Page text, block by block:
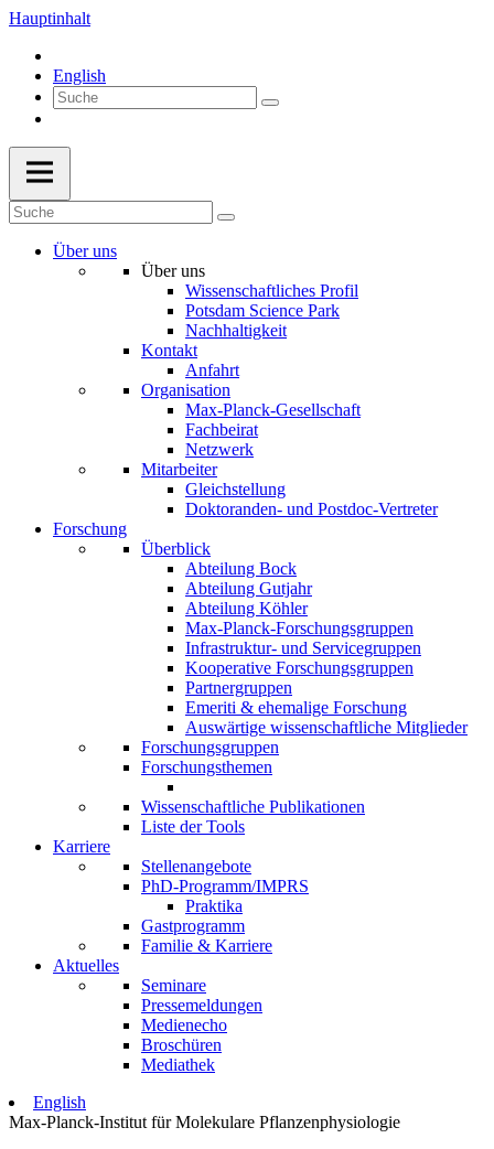
Hauptinhalt
English
Über uns
Über uns
Wissenschaftliches Profil
Potsdam Science Park
Nachhaltigkeit
Kontakt
Anfahrt
Organisation
Max-Planck-Gesellschaft
Fachbeirat
Netzwerk
Mitarbeiter
Gleichstellung
Doktoranden- und Postdoc-Vertreter
Forschung
Überblick
Abteilung Bock
Abteilung Gutjahr
Abteilung Köhler
Max-Planck-Forschungsgruppen
Infrastruktur- und Servicegruppen
Kooperative Forschungsgruppen
Partnergruppen
Emeriti & ehemalige Forschung
Auswärtige wissenschaftliche Mitglieder
Forschungsgruppen
Forschungsthemen
Wissenschaftliche Publikationen
Liste der Tools
Karriere
Stellenangebote
PhD-Programm/IMPRS
Praktika
Gastprogramm
Familie & Karriere
Aktuelles
Seminare
Pressemeldungen
Medienecho
Broschüren
Mediathek
English
Max-Planck-Institut für Molekulare Pflanzenphysiologie